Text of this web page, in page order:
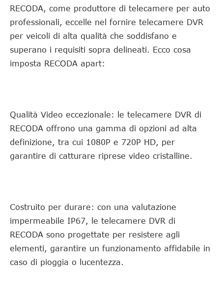
RECODA, come produttore di telecamere per auto
professionali, eccelle nel fornire telecamere DVR
per veicoli di alta qualità che soddisfano e
superano i requisiti sopra delineati. Ecco cosa
imposta RECODA apart:
Qualità Video eccezionale: le telecamere DVR di
RECODA offrono una gamma di opzioni ad alta
definizione, tra cui 1080P e 720P HD, per
garantire di catturare riprese video cristalline.
Costruito per durare: con una valutazione
impermeabile IP67, le telecamere DVR di
RECODA sono progettate per resistere agli
elementi, garantire un funzionamento affidabile in
caso di pioggia o lucentezza.